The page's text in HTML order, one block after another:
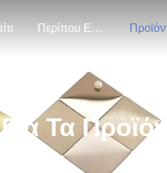
Περίπου Εμείς
Τα